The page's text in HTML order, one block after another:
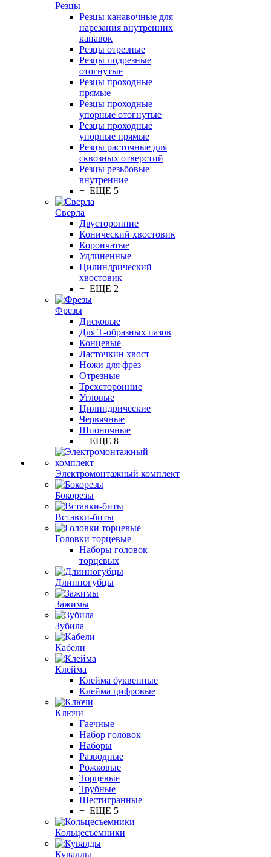
Резцы
Резцы канавочные для
нарезания внутренних
канавок
Резцы отрезные
Резцы подрезные
отогнутые
Резцы проходные
прямые
Резцы проходные
упорные отогнутые
Резцы проходные
упорные прямые
Резцы расточные для
сквозных отверстий
Резцы резьбовые
внутренние
+ ЕЩЕ 5
Сверла
Двусторонние
Конический хвостовик
Корончатые
Удлиненные
Цилиндрический
хвостовик
+ ЕЩЕ 2
Фрезы
Дисковые
Для Т-образных пазов
Концевые
Ласточкин хвост
Ножи для фрез
Отрезные
Трехсторонние
Угловые
Цилиндрические
Червячные
Шпоночные
+ ЕЩЕ 8
Электромонтажный комплект
Бокорезы
Вставки-биты
Головки торцевые
Наборы головок
торцевых
Длинногубцы
Зажимы
Зубила
Кабели
Клейма
Клейма буквенные
Клейма цифровые
Ключи
Гаечные
Набор головок
Наборы
Разводные
Рожковые
Торцевые
Трубные
Шестигранные
+ ЕЩЕ 5
Кольцесъемники
Кувалды